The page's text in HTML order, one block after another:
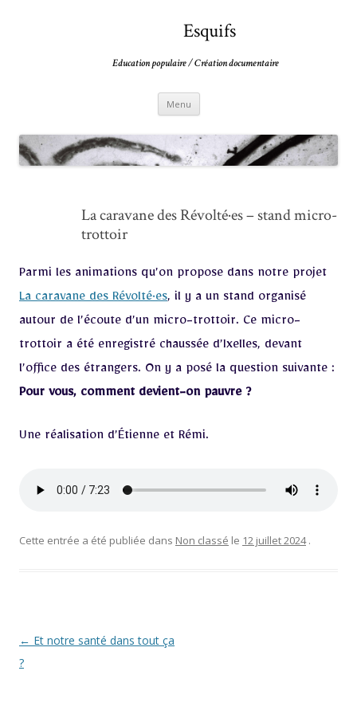
Esquifs
Education populaire / Création documentaire
Menu Aller
contenu
La caravane des Révolté·es – stand micro-
trottoir
Parmi les animations qu’on propose dans notre projet
La caravane des Révolté·es, il y a un stand organisé
autour de l’écoute d’un micro-trottoir. Ce micro-
trottoir a été enregistré chaussée d’Ixelles, devant
l’office des étrangers. On y a posé la question suivante :
Pour vous, comment devient-on pauvre ?
Une réalisation d’Étienne et Rémi.
Cette entrée a été publiée dans Non classé le 12 juillet 2024 .
Navigation
des
← Et notre santé dans tout ça
?